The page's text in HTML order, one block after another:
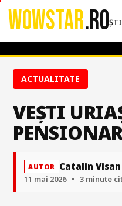
WOWSTAR.RO
ACTUALITATE
VEȘTI
AUTOR Catalin Visan
11 mai 2026 • 3 minute